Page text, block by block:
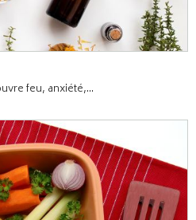
feu, anxiété,...